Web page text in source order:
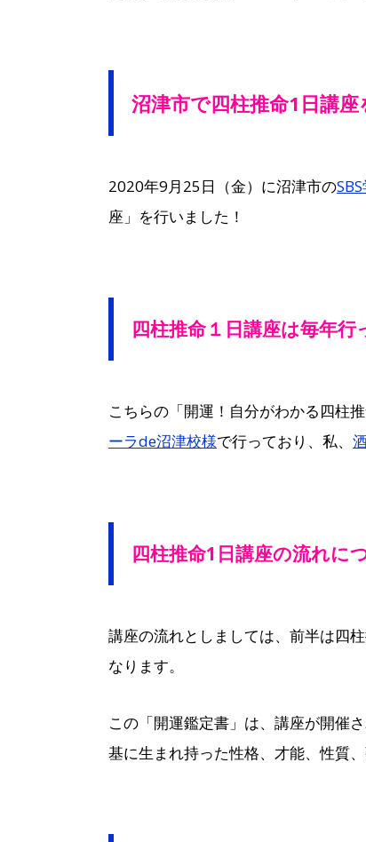
沼津市で四柱推命1日講
2020年9月25日（金）に沼津市の
座」を行いました！
四柱推命１日講座は毎年
こちらの「開運！自分がわかる四柱
ーラde沼津校様で行っており、私、
四柱推命1日講座の流れに
講座の流れとしましては、前半は四
なります。
この「開運鑑定書」は、講座が開催
基に生まれ持った性格、才能、性質